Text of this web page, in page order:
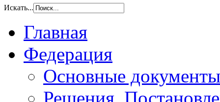
Искать...
Главная
Федерация
Основные документы
Решения,